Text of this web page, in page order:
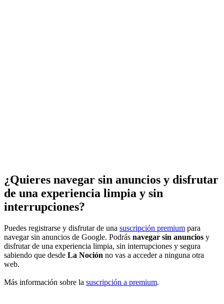
¿Quieres navegar sin anuncios y disfrutar
de una experiencia limpia y sin
interrupciones?
Puedes registrarse y disfrutar de una suscripción premium para
navegar sin anuncios de Google. Podrás navegar sin anuncios y
disfrutar de una experiencia limpia, sin interrupciones y segura
sabiendo que desde La Noción no vas a acceder a ninguna otra
web.
Más información sobre la suscripción a premium.